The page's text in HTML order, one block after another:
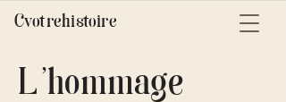
Cvotrehistoire
L'hommage